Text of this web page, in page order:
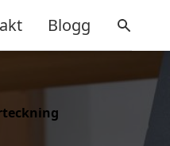
Blogg